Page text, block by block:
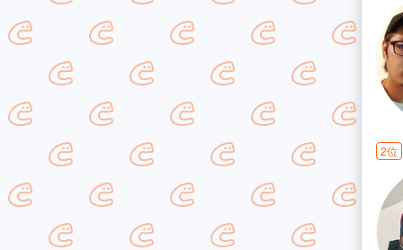
2位